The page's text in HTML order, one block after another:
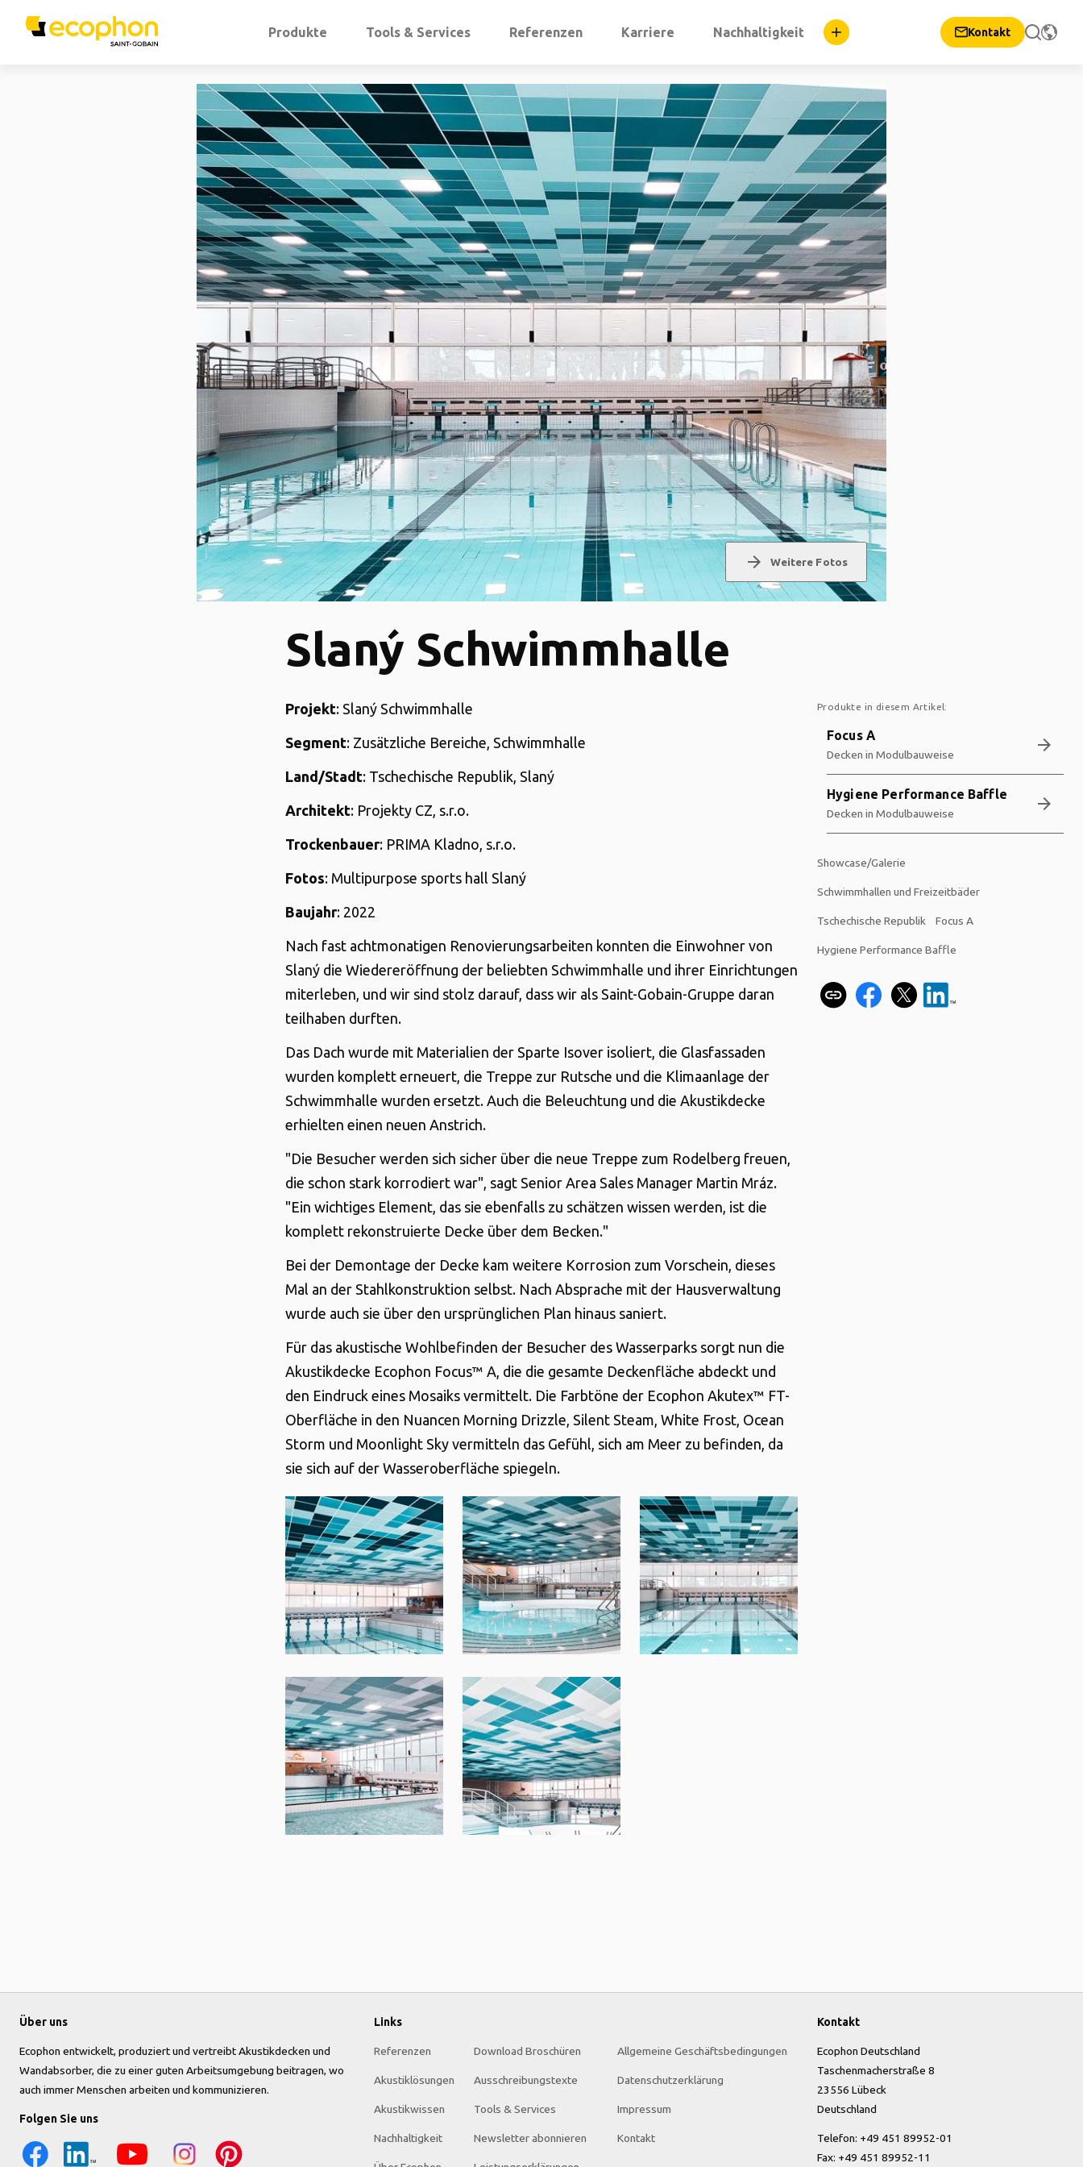
Produkte Tools & Services Referenzen Karriere Nachhaltigkeit Kontakt
arrow_forward Weitere Fotos
Slaný Schwimmhalle
Projekt: Slaný Schwimmhalle
Segment: Zusätzliche Bereiche, Schwimmhalle
Land/Stadt: Tschechische Republik, Slaný
Architekt: Projekty CZ, s.r.o.
Trockenbauer: PRIMA Kladno, s.r.o.
Fotos: Multipurpose sports hall Slaný
Baujahr: 2022
Nach fast achtmonatigen Renovierungsarbeiten konnten die Einwohner von
Slaný die Wiedereröffnung der beliebten Schwimmhalle und ihrer Einrichtungen
miterleben, und wir sind stolz darauf, dass wir als Saint-Gobain-Gruppe daran
teilhaben durften.
Das Dach wurde mit Materialien der Sparte Isover isoliert, die Glasfassaden
wurden komplett erneuert, die Treppe zur Rutsche und die Klimaanlage der
Schwimmhalle wurden ersetzt. Auch die Beleuchtung und die Akustikdecke
erhielten einen neuen Anstrich.
"Die Besucher werden sich sicher über die neue Treppe zum Rodelberg freuen,
die schon stark korrodiert war", sagt Senior Area Sales Manager Martin Mráz.
"Ein wichtiges Element, das sie ebenfalls zu schätzen wissen werden, ist die
komplett rekonstruierte Decke über dem Becken."
Bei der Demontage der Decke kam weitere Korrosion zum Vorschein, dieses
Mal an der Stahlkonstruktion selbst. Nach Absprache mit der Hausverwaltung
wurde auch sie über den ursprünglichen Plan hinaus saniert.
Für das akustische Wohlbefinden der Besucher des Wasserparks sorgt nun die
Akustikdecke Ecophon Focus™ A, die die gesamte Deckenfläche abdeckt und
den Eindruck eines Mosaiks vermittelt. Die Farbtöne der Ecophon Akutex™ FT-
Oberfläche in den Nuancen Morning Drizzle, Silent Steam, White Frost, Ocean
Storm und Moonlight Sky vermitteln das Gefühl, sich am Meer zu befinden, da
sie sich auf der Wasseroberfläche spiegeln.
Produkte in diesem Artikel:
Focus A
Decken in Modulbauweise arrow_forward
Hygiene Performance Baffle
Decken in Modulbauweise arrow_forward
Showcase/Galerie
Schwimmhallen und Freizeitbäder
Tschechische Republik Focus A
Hygiene Performance Baffle
Über uns
Ecophon entwickelt, produziert und vertreibt Akustikdecken und
Wandabsorber, die zu einer guten Arbeitsumgebung beitragen, wo
auch immer Menschen arbeiten und kommunizieren.
Folgen Sie uns
Links
Referenzen
Akustiklösungen
Akustikwissen
Nachhaltigkeit
Download Broschüren
Ausschreibungstexte
Tools & Services
Newsletter abonnieren
Allgemeine Geschäftsbedingungen
Datenschutzerklärung
Impressum
Kontakt
Kontakt
Ecophon Deutschland
Taschenmacherstraße 8
23556 Lübeck
Deutschland
Telefon: +49 451 89952-01
Fax: +49 451 89952-11